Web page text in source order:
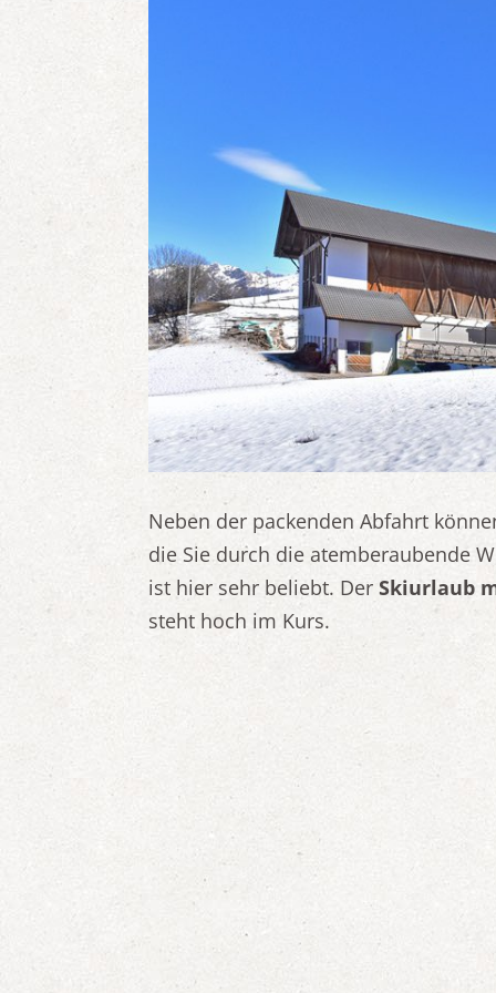
Neben der packenden Abfahrt
die Sie durch die atemberaubende
ist hier sehr beliebt. DerSkiurlaub
steht hoch im Kurs.